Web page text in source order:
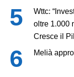
Wttc:
oltre 1.000
Cresce il
Melià